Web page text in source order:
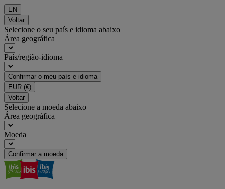
EN
Voltar
Selecione o seu país e idioma abaixo
Área geográfica
País/região-idioma
Confirmar o meu país e idioma
EUR (€)
Voltar
Selecione a moeda abaixo
Área geográfica
Moeda
Confirmar a moeda